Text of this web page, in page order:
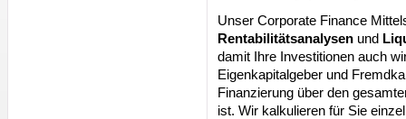
Unser Corporate Finance
Rentabilitätsanalysen und
damit Ihre Investitionen auch
Eigenkapitalgeber und
Finanzierung über den
ist. Wir kalkulieren für Sie